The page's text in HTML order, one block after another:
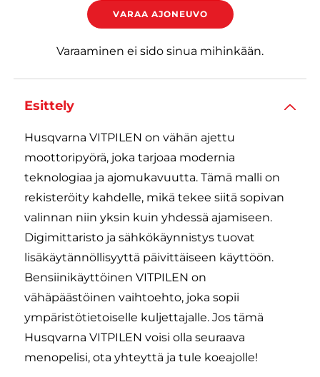
VARAA AJONEUVO
Varaaminen ei sido sinua mihinkään.
Esittely
Husqvarna VITPILEN on vähän ajettu
moottoripyörä, joka tarjoaa modernia
teknologiaa ja ajomukavuutta. Tämä malli on
rekisteröity kahdelle, mikä tekee siitä sopivan
valinnan niin yksin kuin yhdessä ajamiseen.
Digimittaristo ja sähkökäynnistys tuovat
lisäkäytännöllisyyttä päivittäiseen käyttöön.
Bensiinikäyttöinen VITPILEN on
vähäpäästöinen vaihtoehto, joka sopii
ympäristötietoiselle kuljettajalle. Jos tämä
Husqvarna VITPILEN voisi olla seuraava
menopelisi, ota yhteyttä ja tule koeajolle!